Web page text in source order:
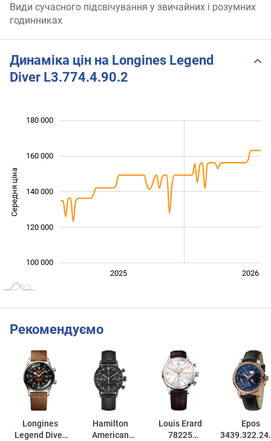
Види сучасного підсвічування у звичайних і розумних
годинниках
Динаміка цін на Longines Legend
Diver L3.774.4.90.2
Середня ціна 100 000
100 000
120 000
140 000
160 000
180 000
2025 2026
Рекомендуємо
Longines
Legend Diver
Hamilton
American
Louis Erard
78225
Epos